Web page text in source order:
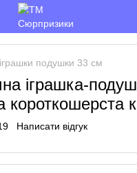
іграшки подушки 33 см
іграшка-
короткошерста
Написати відгук